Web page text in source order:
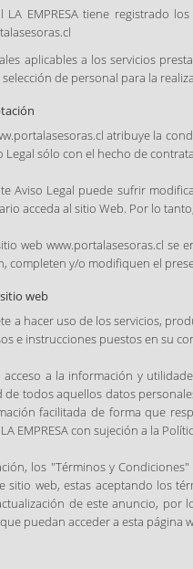
LA EMPRESA tiene registrado
aplicables a los servicios
de personal para la
atribuye la
Legal sólo con el hecho de
Aviso Legal puede sufrir
acceda al sitio Web. Por lo
web www.portalasesoras.cl
completen y/o modifiquen el
web
a hacer uso de los servicios,
e instrucciones puestos en su
acceso a la información y
de todos aquellos datos
facilitada de forma que
EMPRESA con sujeción a la
los "Términos y
sitio web, estas aceptando los
de este anuncio, por
puedan acceder a esta página